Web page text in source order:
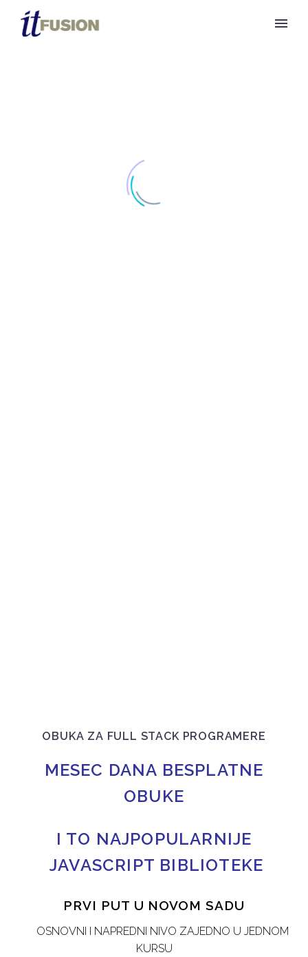
OBUKA ZA FULL STACK PROGRAMERE
MESEC DANA BESPLATNE
OBUKE
I TO NAJPOPULARNIJE
JAVASCRIPT BIBLIOTEKE
PRVI PUT U NOVOM SADU
OSNOVNI I NAPREDNI NIVO ZAJEDNO U JEDNOM
KURSU